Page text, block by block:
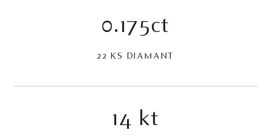
0.175ct
22 KS DIAMANT
14 kt